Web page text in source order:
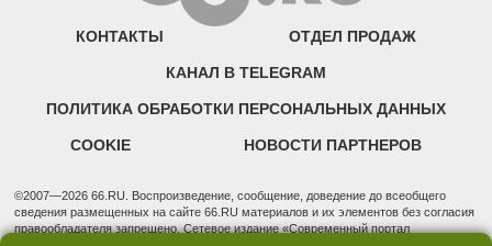
КОНТАКТЫ ОТДЕЛ ПРОДАЖ
КАНАЛ В TELEGRAM
ПОЛИТИКА ОБРАБОТКИ ПЕРСОНАЛЬНЫХ ДАННЫХ
COOKIE НОВОСТИ ПАРТНЕРОВ
©2007—2026 66.RU. Воспроизведение, сообщение, доведение до всеобщего
сведения размещенных на сайте 66.RU материалов и их элементов без согласия
правообладателя запрещено. Сетевое издание «Современный портал